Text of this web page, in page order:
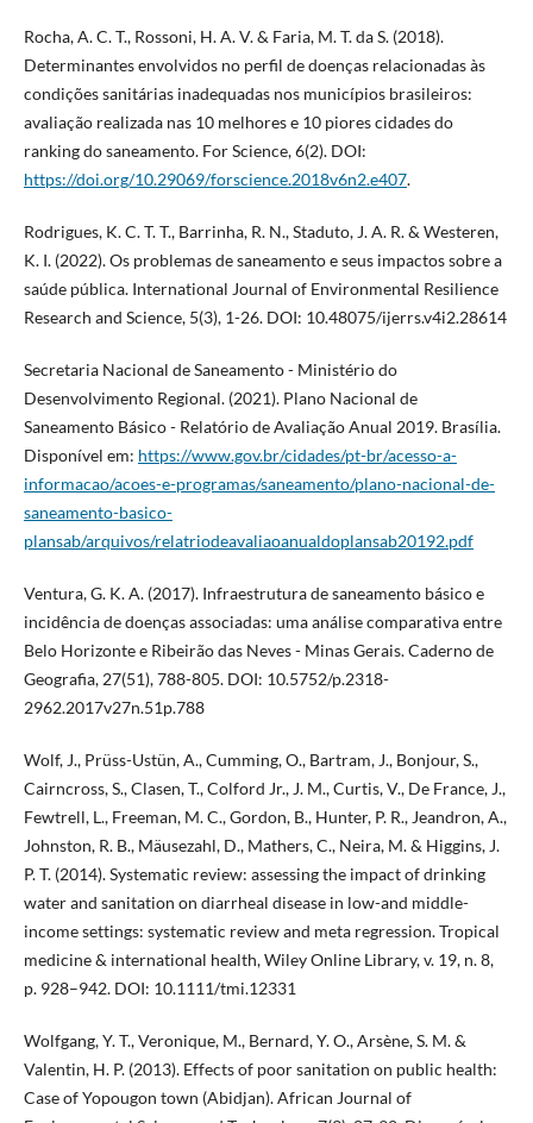
Rocha, A. C. T., Rossoni, H. A. V. & Faria, M. T. da S. (2018).
Determinantes envolvidos no perfil de doenças relacionadas às
condições sanitárias inadequadas nos municípios brasileiros:
avaliação realizada nas 10 melhores e 10 piores cidades do
ranking do saneamento. For Science, 6(2). DOI:
https://doi.org/10.29069/forscience.2018v6n2.e407.
Rodrigues, K. C. T. T., Barrinha, R. N., Staduto, J. A. R. & Westeren,
K. I. (2022). Os problemas de saneamento e seus impactos sobre a
saúde pública. International Journal of Environmental Resilience
Research and Science, 5(3), 1-26. DOI: 10.48075/ijerrs.v4i2.28614
Secretaria Nacional de Saneamento - Ministério do
Desenvolvimento Regional. (2021). Plano Nacional de
Saneamento Básico - Relatório de Avaliação Anual 2019. Brasília.
Disponível em: https://www.gov.br/cidades/pt-br/acesso-a-
informacao/acoes-e-programas/saneamento/plano-nacional-de-
saneamento-basico-
plansab/arquivos/relatriodeavaliaoanualdoplansab20192.pdf
Ventura, G. K. A. (2017). Infraestrutura de saneamento básico e
incidência de doenças associadas: uma análise comparativa entre
Belo Horizonte e Ribeirão das Neves - Minas Gerais. Caderno de
Geografia, 27(51), 788-805. DOI: 10.5752/p.2318-
2962.2017v27n.51p.788
Wolf, J., Prüss-Ustün, A., Cumming, O., Bartram, J., Bonjour, S.,
Cairncross, S., Clasen, T., Colford Jr., J. M., Curtis, V., De France, J.,
Fewtrell, L., Freeman, M. C., Gordon, B., Hunter, P. R., Jeandron, A.,
Johnston, R. B., Mäusezahl, D., Mathers, C., Neira, M. & Higgins, J.
P. T. (2014). Systematic review: assessing the impact of drinking
water and sanitation on diarrheal disease in low-and middle-
income settings: systematic review and meta regression. Tropical
medicine & international health, Wiley Online Library, v. 19, n. 8,
p. 928–942. DOI: 10.1111/tmi.12331
Wolfgang, Y. T., Veronique, M., Bernard, Y. O., Arsène, S. M. &
Valentin, H. P. (2013). Effects of poor sanitation on public health:
Case of Yopougon town (Abidjan). African Journal of